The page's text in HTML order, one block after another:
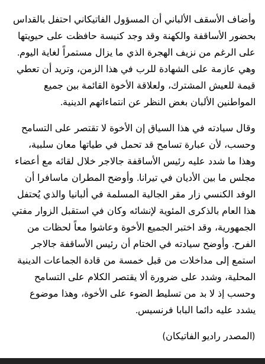
وأضاف الأسقف الألباني أن المسؤول الفاتيكاني احتفل بالقداس
بحضور الأساقفة والكهنة وقد وجد كنيسة حافظت على حيويتها
على الرغم من نزيف الهجرة الذي ما يزال مستمراً لغاية اليوم.
وهي عازمة على الشهادة للرب في هذا الزمن، وتريد أن تعطي
قيمة للعيش المشترك، ولعلاقة الأخوة القائمة بين جميع
المواطنين الألبان بغض النظر عن انتماءاتهم الدينية.
وقال سيادته في هذا السياق إن الأخوة لا تقتصر على التسامح
وحسب، لأن عبارة تسامح قد تحمل في طياتها معان سلبية،
وهذا ما شدد عليه رئيس الأساقفة جالاجر خلال لقائه مع أعضاء
مجلس ما بين الأديان في تيرانا. وأوضح المطران ماسافرا أن
الوفد الكنسي زار مقر الجالية المسلمة في ألبانيا والذي يُحتفل
هذا العام بالذكرى المئوية لإنشائه وكان في استقبل الزوار مفتي
الجمهورية، وقد اختبر الجميع الأخوة وعاشوا معاً لحظات من
الفرح. وأوضح سيادته في الختام أن رئيس الأساقفة جالاجر
استمع إلى مداخلات من قبل خمسة من قادة الجماعات الدينية
المحلية، وشدد على ضرورة ألا يقتصر الكلام على التسامح
وحسب إذ لا بد من تسليط الضوء على الأخوة، وهذا موضوع
يشدد عليه دائما البابا فرنسيس.
(المصدر راديو الفاتيكان)